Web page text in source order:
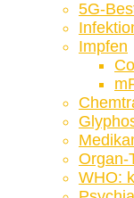
5G-
Impfen
Organ-
WHO: